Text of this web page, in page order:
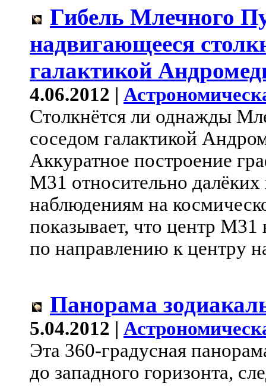
Гибель Млечного
надвигающееся
галактикой
4.06.2012 |
Столкнётся ли однажды
соседом галактикой
Аккуратное построение
M31 относительно
наблюдениям на
показывает, что центр
по направлению к центру
Панорама
5.04.2012 |
Эта 360-градусная
до западного горизонта,